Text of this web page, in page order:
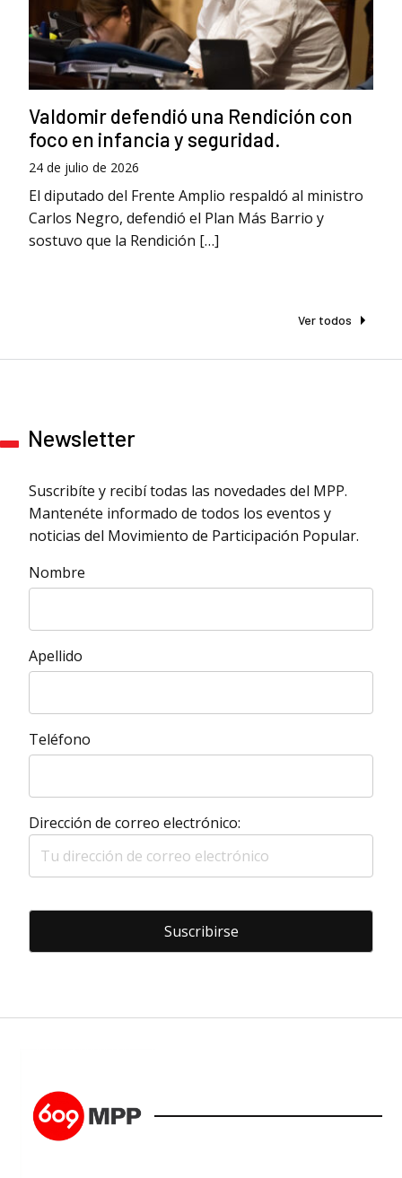
Valdomir defendió una Rendición con
foco en infancia y seguridad.
24 de julio de 2026
El diputado del Frente Amplio respaldó al ministro
Carlos Negro, defendió el Plan Más Barrio y
sostuvo que la Rendición […]
Ver todos
Newsletter
Suscribíte y recibí todas las novedades del MPP.
Mantenéte informado de todos los eventos y
noticias del Movimiento de Participación Popular.
Nombre
Apellido
Teléfono
Dirección de correo electrónico: